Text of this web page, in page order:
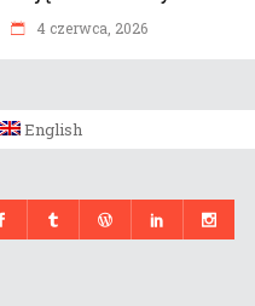
4 czerwca, 2026
English